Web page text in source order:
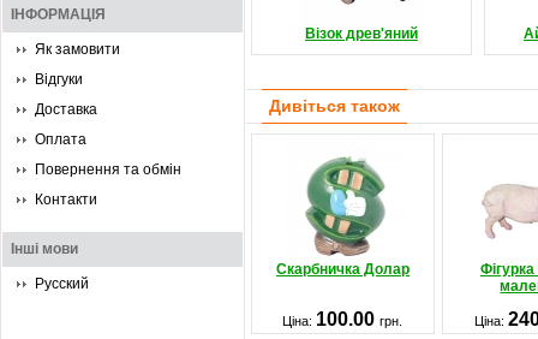
ІНФОРМАЦІЯ
Як замовити
Відгуки
Доставка
Оплата
Повернення та обмін
Контакти
Інші мови
Русский
Візок древ'яний
Дивіться також
Скарбничка Долар
Ціна: 100.00грн. Ціна: